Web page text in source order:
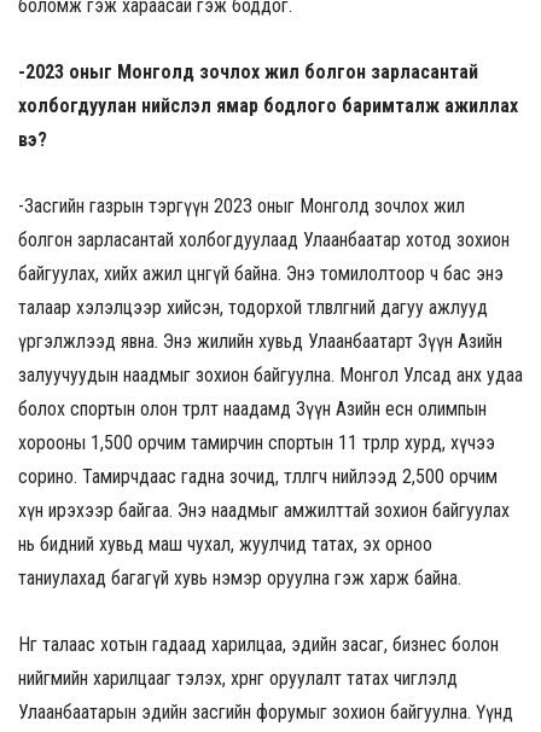
боломж гэж хараасай гэж боддог.
-2023 оныг Монголд зочлох жил болгон зарласантай
холбогдуулан нийслэл ямар бодлого баримталж ажиллах
вэ?
-Засгийн газрын тэргүүн 2023 оныг Монголд зочлох жил
болгон зарласантай холбогдуулаад Улаанбаатар хотод зохион
байгуулах, хийх ажил цөөнгүй байна. Энэ томилолтоор ч бас энэ
талаар хэлэлцээр хийсэн, тодорхой төлөвлөгөөний дагуу ажлууд
үргэлжлээд явна. Энэ жилийн хувьд Улаанбаатарт Зүүн Азийн
залуучуудын наадмыг зохион байгуулна. Монгол Улсад анх удаа
болох спортын олон төрөлт наадамд Зүүн Азийн есөн олимпын
хорооны 1,500 орчим тамирчин спортын 11 төрлөөр хурд, хүчээ
сорино. Тамирчдаас гадна зочид, төлөөлөгч нийлээд 2,500 орчим
хүн ирэхээр байгаа. Энэ наадмыг амжилттай зохион байгуулах
нь бидний хувьд маш чухал, жуулчид татах, эх орноо
таниулахад багагүй хувь нэмэр оруулна гэж харж байна.
Нөгөө талаас хотын гадаад харилцаа, эдийн засаг, бизнес болон
нийгмийн харилцааг тэлэх, хөрөнгө оруулалт татах чиглэлд
Улаанбаатарын эдийн засгийн форумыг зохион байгуулна. Үүнд